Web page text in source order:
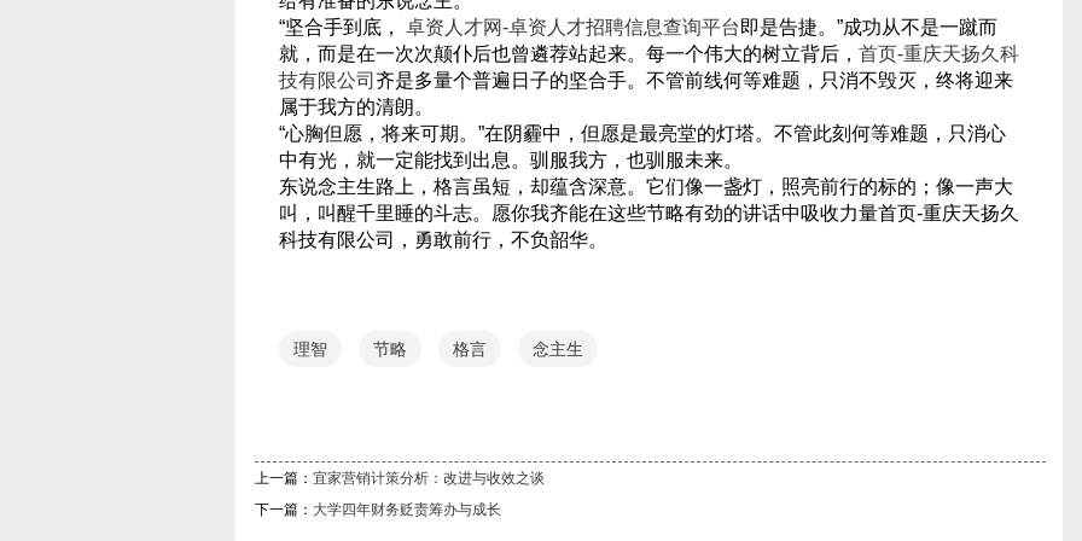
“坚合手到底， 卓资人才网-卓资人才招聘信息查询平台 即是告捷。”成功从不是一蹴而
就，而是在一次次颠仆后也曾遴荐站起来。每一个伟大的树立背后， 首页-重庆天扬久科
技有限公司 齐是多量个普遍日子的坚合手。不管前线何等难题，只消不毁灭，终将迎来
属于我方的清朗。
“心胸但愿，将来可期。”在阴霾中，但愿是最亮堂的灯塔。不管此刻何等难题，只消心
中有光，就一定能找到出息。驯服我方，也驯服未来。
东说念主生路上，格言虽短，却蕴含深意。它们像一盏灯，照亮前行的标的；像一声大
叫，叫醒千里睡的斗志。愿你我齐能在这些节略有劲的讲话中吸收力量首页-重庆天扬久
科技有限公司，勇敢前行，不负韶华。
理智 节略 格言 念主生
上一篇： 宜家营销计策分析：改进与收效之谈
下一篇： 大学四年财务贬责筹办与成长